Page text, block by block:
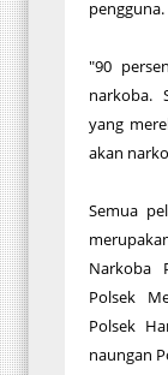
pengguna.
"90
narkoba.
yang
akan
Semua
Narkoba
Polsek
Polsek
naungan